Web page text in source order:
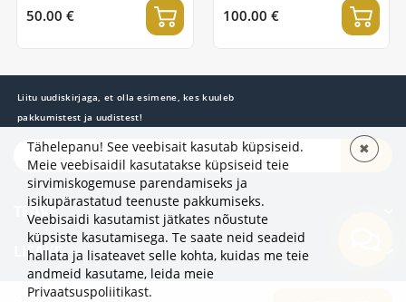
50.00 € 100.00 €
Liitu uudiskirjaga, et olla esimene, kes kuuleb
pakkumistest ja uudistest!
TELLI
TEAVE
LISAKS
KATEGOORIAD
Tähelepanu! See veebisait kasutab küpsiseid.
Meie veebisaidil kasutatakse küpsiseid teie
sirvimiskogemuse parendamiseks ja
isikupärastatud teenuste pakkumiseks.
Veebisaidi kasutamist jätkates nõustute
küpsiste kasutamisega. Te saate neid seadeid
hallata ja lisateavet selle kohta, kuidas me teie
andmeid kasutame, leida meie
Privaatsuspoliitikast.
✖